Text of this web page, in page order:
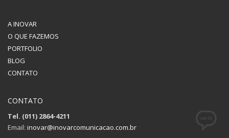
A INOVAR
O QUE FAZEMOS
PORTFOLIO
BLOG
CONTATO
CONTATO
Tel. (011) 2864-4211
Email: inovar@inovarcomunicacao.com.br